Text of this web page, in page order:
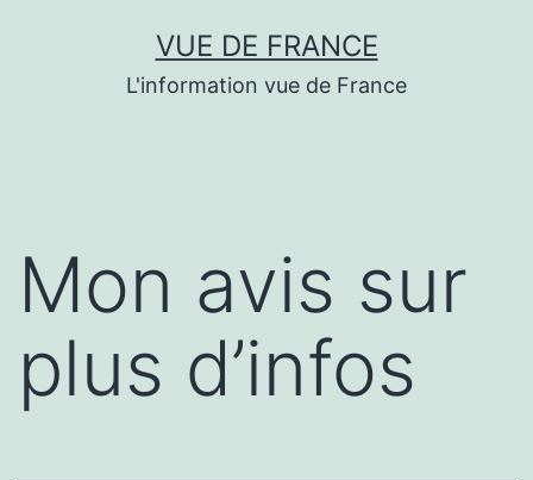
VUE DE FRANCE
L'information vue de France
Mon avis sur
plus d’infos